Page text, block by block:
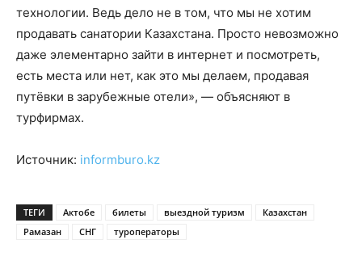
технологии. Ведь дело не в том, что мы не хотим
продавать санатории Казахстана. Просто невозможно
даже элементарно зайти в интернет и посмотреть,
есть места или нет, как это мы делаем, продавая
путёвки в зарубежные отели», — объясняют в
турфирмах.
Источник: informburo.kz
ТЕГИ Актобе билеты выездной туризм
Казахстан
Рамазан
СНГ туроператоры